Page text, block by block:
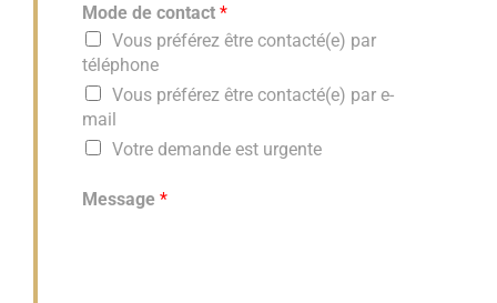
Mode de contact *
Vous préférez être contacté(e) par
téléphone
Vous préférez être contacté(e) par e-
mail
Votre demande est urgente
Message *